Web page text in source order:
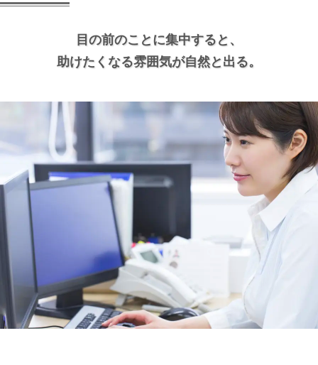
目の前のことに集中すると、
助けたくなる雰囲気が自然と出る。